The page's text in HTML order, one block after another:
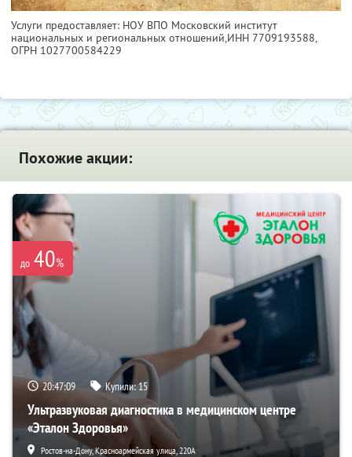
Услуги предоставляет: НОУ ВПО Московский институт
национальных и региональных отношений,ИНН 7709193588,
ОГРН 1027700584229
Похожие акции:
до 40%
20:47:07 Купили:15
Ультразвуковая диагностика в медицинском центре
«Эталон Здоровья»
Ростов-на-Дону, Красноармейская улица, 220А